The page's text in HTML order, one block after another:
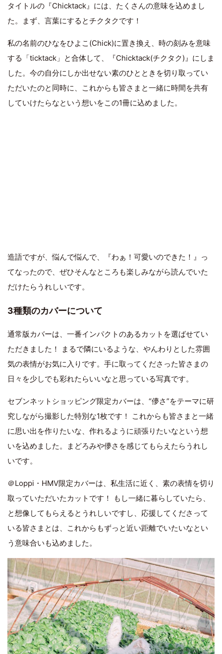
タイトルの『Chicktack』には、たくさんの意味を込めまし
た。まず、言葉にするとチクタクです！
私の名前のひなをひよこ(Chick)に置き換え、時の刻みを意味
する「ticktack」と合体して、『Chicktack(チクタク)』にしま
した。今の自分にしか出せない素のひとときを切り取ってい
ただいたのと同時に、これからも皆さまと一緒に時間を共有
していけたらなという想いをこの1冊に込めました。
造語ですが、悩んで悩んで、『わぁ！可愛いのできた！』っ
てなったので、ぜひそんなところも楽しみながら読んでいた
だけたらうれしいです。
3種類のカバーについて
通常版カバーは、一番インパクトのあるカットを選ばせてい
ただきました！ まるで隣にいるような、やんわりとした雰囲
気の表情がお気に入りです。手に取ってくださった皆さまの
日々を少しでも彩れたらいいなと思っている写真です。
セブンネットショッピング限定カバーは、“儚さ”をテーマに研
究しながら撮影した特別な1枚です！ これからも皆さまと一緒
に思い出を作りたいな、作れるように頑張りたいなという想
いを込めました。まどろみや儚さを感じてもらえたらうれし
いです。
＠Loppi・HMV限定カバーは、私生活に近く、素の表情を切り
取っていただいたカットです！ もし一緒に暮らしていたら、
と想像してもらえるとうれしいですし、応援してくださって
いる皆さまとは、これからもずっと近い距離でいたいなとい
う意味合いも込めました。